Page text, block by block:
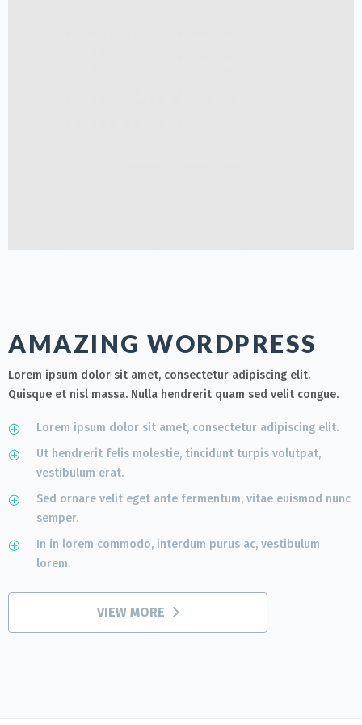
AMAZING WORDPRESS
Lorem ipsum dolor sit amet, consectetur adipiscing elit.
Quisque et nisl massa. Nulla hendrerit quam sed velit congue.
Lorem ipsum dolor sit amet, consectetur adipiscing elit.
Ut hendrerit felis molestie, tincidunt turpis volutpat,
vestibulum erat.
Sed ornare velit eget ante fermentum, vitae euismod nunc
semper.
In in lorem commodo, interdum purus ac, vestibulum
lorem.
VIEW MORE